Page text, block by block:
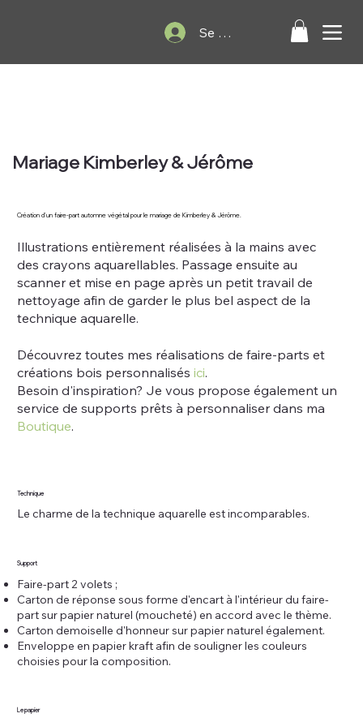
Se connecter
Mariage Kimberley & Jérôme
Création d'un faire-part automne végétal pour le mariage de Kimberley & Jérôme.
Illustrations entièrement réalisées à la mains avec
des crayons aquarellables. Passage ensuite au
scanner et mise en page après un petit travail de
nettoyage afin de garder le plus bel aspect de la
technique aquarelle.
Découvrez toutes mes réalisations de faire-parts et
créations bois personnalisésici.
Besoin d'inspiration? Je vous propose également un
service de supports prêts à personnaliser dans ma
Boutique.
Technique
Le charme de la technique aquarelle est incomparables.
Support
Faire-part 2 volets ;
Carton de réponse sous forme d'encart à l'intérieur du faire-
part sur papier naturel (moucheté) en accord avec le thème.
Carton demoiselle d'honneur sur papier naturel également.
Enveloppe en papier kraft afin de souligner les couleurs
choisies pour la composition.
Le papier